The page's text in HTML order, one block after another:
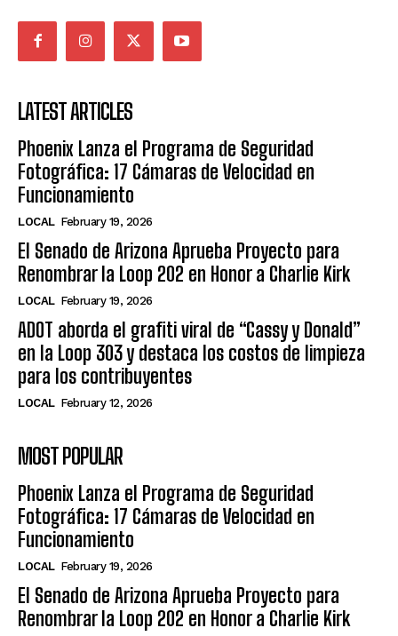
LATEST ARTICLES
Phoenix Lanza el Programa de Seguridad
Fotográfica: 17 Cámaras de Velocidad en
Funcionamiento
LOCAL February 19, 2026
El Senado de Arizona Aprueba Proyecto para
Renombrar la Loop 202 en Honor a Charlie Kirk
LOCAL February 19, 2026
ADOT aborda el grafiti viral de “Cassy y Donald”
en la Loop 303 y destaca los costos de limpieza
para los contribuyentes
LOCAL February 12, 2026
MOST POPULAR
Phoenix Lanza el Programa de Seguridad
Fotográfica: 17 Cámaras de Velocidad en
Funcionamiento
LOCAL February 19, 2026
El Senado de Arizona Aprueba Proyecto para
Renombrar la Loop 202 en Honor a Charlie Kirk